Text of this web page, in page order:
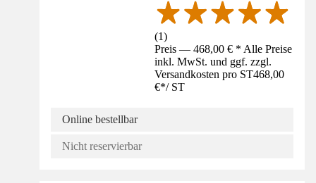
(1)
Preis — 468,00 € * Alle Preise
inkl. MwSt. und ggf. zzgl.
Versandkosten pro ST468,00
€*/ ST
Online bestellbar
Nicht reservierbar